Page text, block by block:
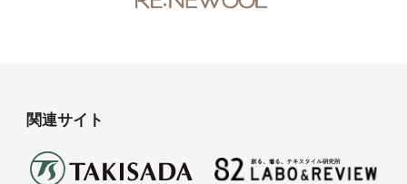
関連サイト